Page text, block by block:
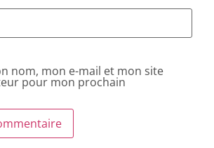
nom, mon e-mail et mon site
pour mon prochain